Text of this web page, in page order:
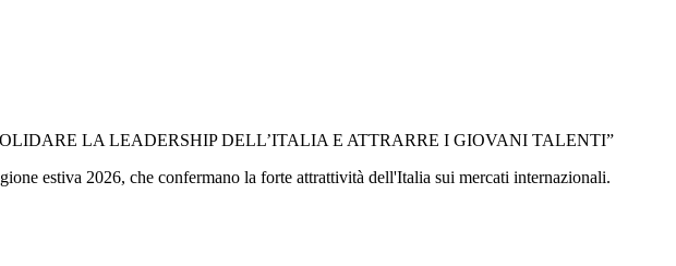
LA LEADERSHIP DELL’ITALIA E ATTRARRE I GIOVANI TALENTI”
estiva 2026, che confermano la forte attrattività dell'Italia sui mercati internazionali.